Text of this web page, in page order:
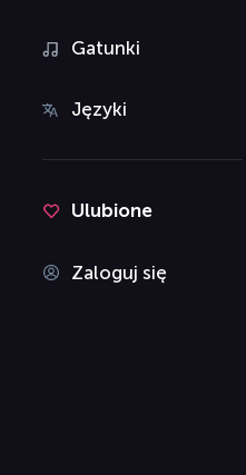
Gatunki
Języki
Ulubione
Zaloguj się